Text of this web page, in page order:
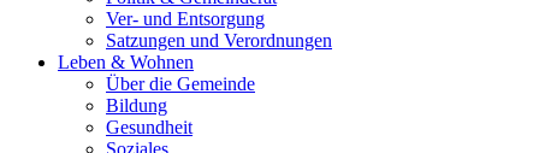
Ver- und Entsorgung
Satzungen und Verordnungen
Leben & Wohnen
Über die Gemeinde
Bildung
Gesundheit
Soziales